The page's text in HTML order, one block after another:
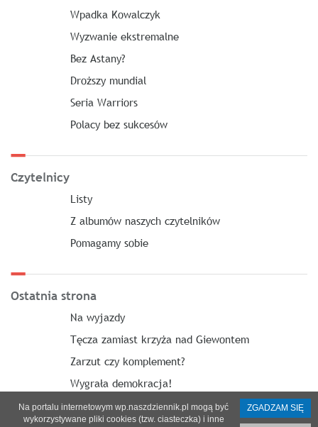
Wpadka Kowalczyk
Wyzwanie ekstremalne
Bez Astany?
Droższy mundial
Seria Warriors
Polacy bez sukcesów
Czytelnicy
Listy
Z albumów naszych czytelników
Pomagamy sobie
Ostatnia strona
Na wyjazdy
Tęcza zamiast krzyża nad Giewontem
Zarzut czy komplement?
Wygrała demokracja!
Na portalu internetowym wp.naszdziennik.pl mogą być
wykorzystywane pliki cookies (tzw. ciasteczka) i inne
ZGADZAM SIĘ